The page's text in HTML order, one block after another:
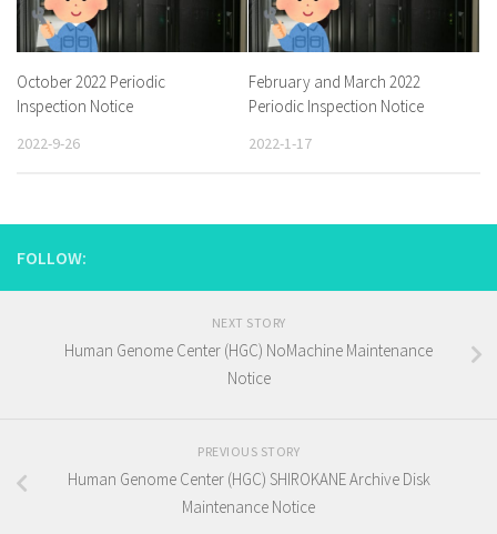
October 2022 Periodic
Inspection Notice
2022-9-26
February and March 2022
Periodic Inspection Notice
2022-1-17
FOLLOW:
NEXT STORY
Human Genome Center (HGC) NoMachine Maintenance
Notice
PREVIOUS STORY
Human Genome Center (HGC) SHIROKANE Archive Disk
Maintenance Notice